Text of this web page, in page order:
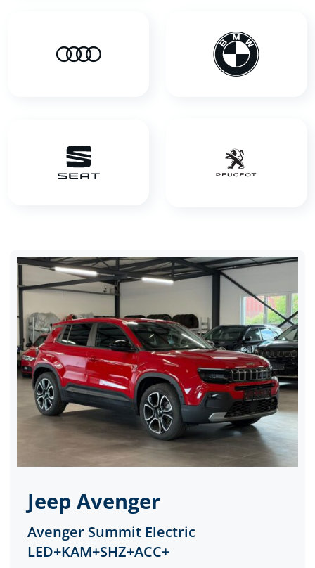
Jeep Avenger
Avenger Summit Electric
LED+KAM+SHZ+ACC+